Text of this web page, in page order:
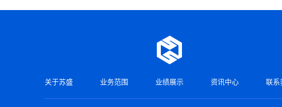
关于苏盛 业务范围 业绩展示 资讯中心 联系